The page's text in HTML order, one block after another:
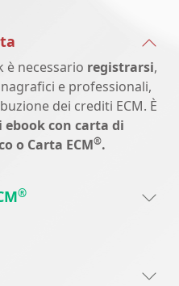
è necessario registrarsi,
e professionali,
dei crediti ECM. È
con carta di
o Carta ECM®.
®